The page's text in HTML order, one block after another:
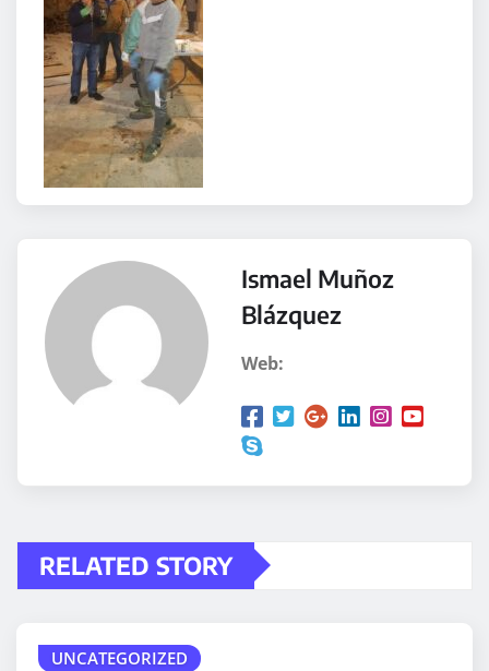
Ismael Muñoz
Blázquez
Web:
RELATED STORY
UNCATEGORIZED